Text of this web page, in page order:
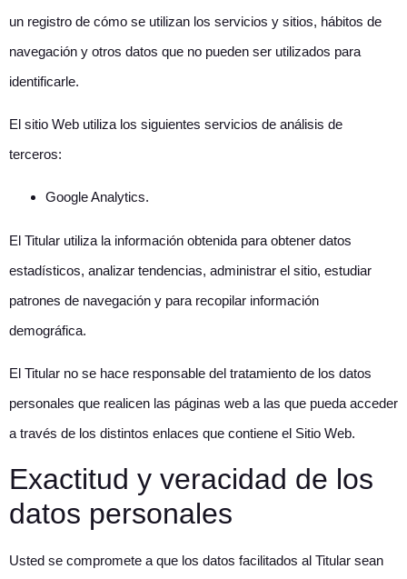
un registro de cómo se utilizan los servicios y sitios, hábitos de
navegación y otros datos que no pueden ser utilizados para
identificarle.
El sitio Web utiliza los siguientes servicios de análisis de
terceros:
Google Analytics.
El Titular utiliza la información obtenida para obtener datos
estadísticos, analizar tendencias, administrar el sitio, estudiar
patrones de navegación y para recopilar información
demográfica.
El Titular no se hace responsable del tratamiento de los datos
personales que realicen las páginas web a las que pueda acceder
a través de los distintos enlaces que contiene el Sitio Web.
Exactitud y veracidad de los
datos personales
Usted se compromete a que los datos facilitados al Titular sean